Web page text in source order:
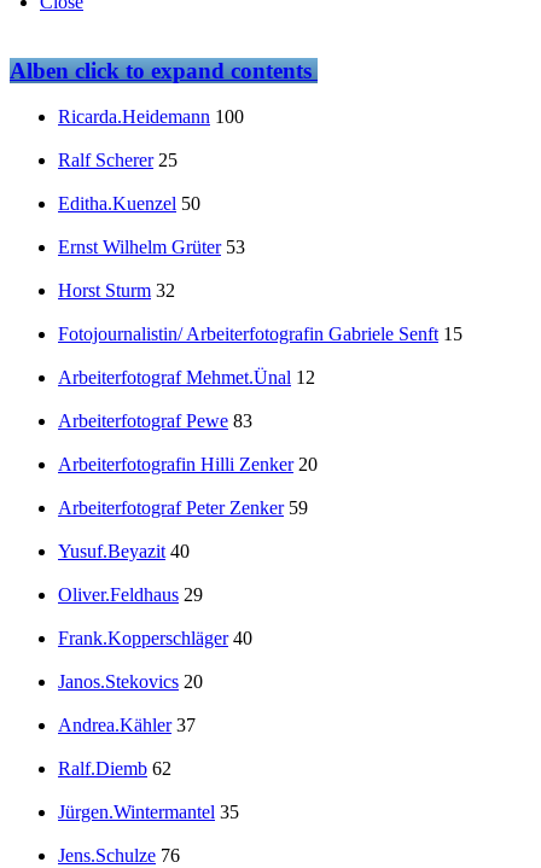
Albenclick to expand contents
Ricarda.Heidemann 100
Ralf Scherer 25
Editha.Kuenzel 50
Ernst Wilhelm Grüter 53
Horst Sturm 32
Fotojournalistin/ Arbeiterfotografin Gabriele Senft 15
Arbeiterfotograf Mehmet.Ünal 12
Arbeiterfotograf Pewe 83
Arbeiterfotografin Hilli Zenker 20
Arbeiterfotograf Peter Zenker 59
Yusuf.Beyazit 40
Oliver.Feldhaus 29
Frank.Kopperschläger 40
Janos.Stekovics 20
Andrea.Kähler 37
Ralf.Diemb 62
Jürgen.Wintermantel 35
Jens.Schulze 76